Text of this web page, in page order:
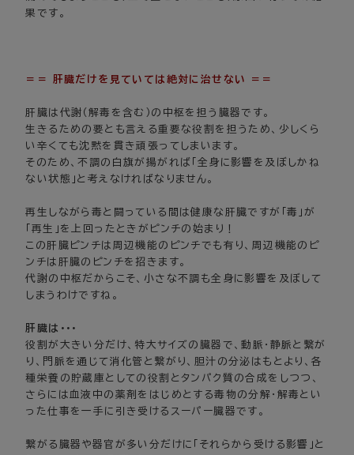
果です。
＝＝ 肝臓だけを見ていては絶対に治せない ＝＝
肝臓は代謝（解毒を含む）の中枢を担う臓器です。
生きるための要とも言える重要な役割を担うため、少しくら
い辛くても沈黙を貫き頑張ってしまいます。
そのため、不調の白旗が揚がれば「全身に影響を及ぼしかね
ない状態」と考えなければなりません。
再生しながら毒と闘っている間は健康な肝臓ですが「毒」が
「再生」を上回ったときがピンチの始まり！
この肝臓ピンチは周辺機能のピンチでも有り、周辺機能のピ
ンチは肝臓のピンチを招きます。
代謝の中枢だからこそ、小さな不調も全身に影響を及ぼして
しまうわけですね。
肝臓は・・・
役割が大きい分だけ、特大サイズの臓器で、動脈・静脈と繋が
り、門脈を通じて消化管と繋がり、胆汁の分泌はもとより、各
種栄養の貯蔵庫としての役割とタンパク質の合成をしつつ、
さらには血液中の薬剤をはじめとする毒物の分解・解毒とい
った仕事を一手に引き受けるスーパー臓器です。
繋がる臓器や器官が多い分だけに「それらから受ける影響」と